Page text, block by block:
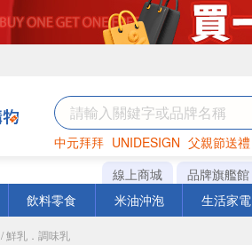
中元拜拜 UNIDESIGN 父親節送禮
巧克力 罐頭 衛生紙
線上商城 品牌旗艦館
飲料零食 米油沖泡 生活家電
/ 鮮乳．調味乳